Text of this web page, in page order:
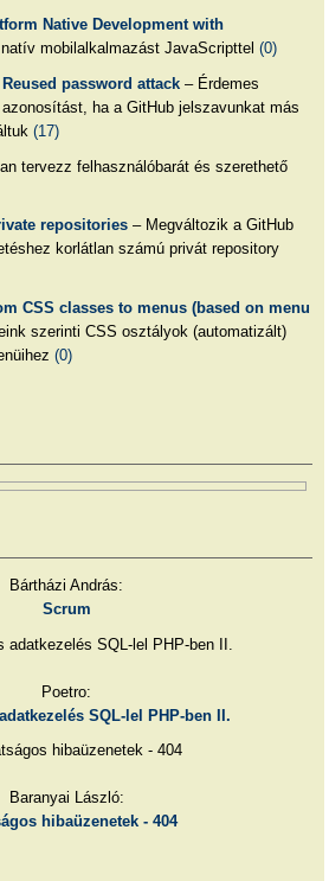
Native Development with
mobilalkalmazást JavaScripttel (0)
password attack– Érdemes
ha a GitHub jelszavunkat más
(17)
tervezz felhasználóbarát és szerethető
repositories– Megváltozik a GitHub
korlátlan számú privát repository
CSS classes to menus (based on menu
szerinti CSS osztályok (automatizált)
(0)
Bártházi András:
Scrum
Poetro:
SQL-lel PHP-ben II.
Baranyai László:
hibaüzenetek - 404